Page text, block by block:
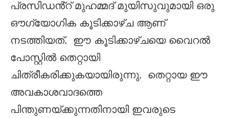
പ്രസിഡൻ്റ് മുഹമ്മദ് മുയിസുവുമായി ഒരു
ഔഗ്യോഗിക കൂടിക്കാഴ്ച ആണ്
നടത്തിയത്. ഈ കൂടിക്കാഴ്ചയെ വൈറൽ
പോസ്റ്റിൽ തെറ്റായി
ചിത്രീകരിക്കുകയായിരുന്നു. തെറ്റായ ഈ
അവകാശവാദത്തെ
പിന്തുണയ്ക്കുന്നതിനായി ഇവരുടെ